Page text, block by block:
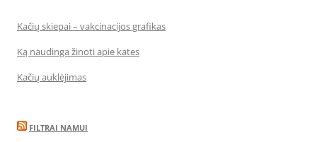
Kačių skiepai – vakcinacijos grafikas
Ką naudinga žinoti apie kates
Kačių auklėjimas
FILTRAI NAMUI